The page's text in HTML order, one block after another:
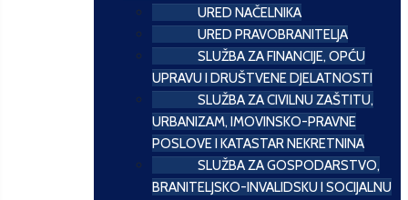
URED NAČELNIKA
URED PRAVOBRANITELJA
SLUŽBA ZA FINANCIJE, OPĆU
UPRAVU I DRUŠTVENE DJELATNOSTI
SLUŽBA ZA CIVILNU ZAŠTITU,
URBANIZAM, IMOVINSKO-PRAVNE
POSLOVE I KATASTAR NEKRETNINA
SLUŽBA ZA GOSPODARSTVO,
BRANITELJSKO-INVALIDSKU I SOCIJALNU